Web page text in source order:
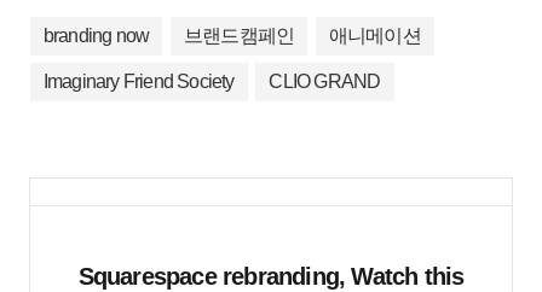
branding now 브랜드캠페인 애니메이션
Imaginary Friend Society CLIO GRAND
Squarespace rebranding, Watch this